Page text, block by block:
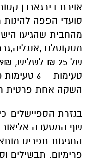
אוירת בירגארדן
מהחבית שהגיעו
השקה אחת פרטית
בגזרת הספיישלים-
שף המסעדה
החגיגות תפריט
פרימיום, תבשילים